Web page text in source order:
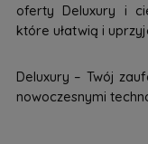
oferty Deluxury i
które ułatwią i
Deluxury – Twój
nowoczesnymi